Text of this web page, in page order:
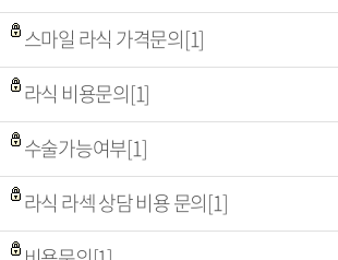
스마일 라식 가격문의[1]
라식 비용문의[1]
수술가능여부[1]
라식 라섹 상담 비용 문의[1]